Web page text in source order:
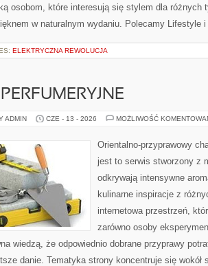
osobom, które interesują się stylem dla różnych
w naturalnym wydaniu. Polecamy Lifestyle
ELEKTRYCZNA REWOLUCJA
ADMIN CZE - 13 - 2026 MOŻLIWOŚĆ
Orientalno-przyprawowy
jest to serwis stworzony z
odkrywają intensywne
kulinarne inspiracje z
internetowa przestrzeń,
zarówno osoby
wiedzą, że odpowiednio dobrane przyprawy
danie. Tematyka strony koncentruje się wokół